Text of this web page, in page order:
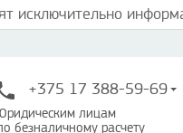
исключительно
+375 17 388-59-69
лицам
безналичному расчету